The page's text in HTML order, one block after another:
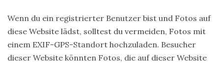
Wenn du ein registrierter Benutzer bist und Fotos auf
diese Website lädst, solltest du vermeiden, Fotos mit
einem EXIF-GPS-Standort hochzuladen. Besucher
dieser Website könnten Fotos, die auf dieser Website